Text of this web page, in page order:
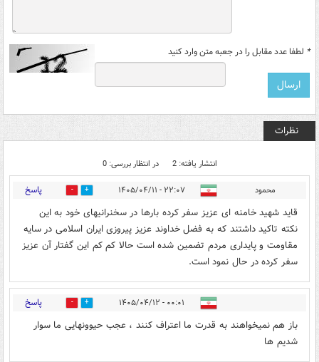
* لطفا عدد مقابل را در جعبه متن وارد کنید
نظرات
انتشار یافته: 2 در انتظار بررسی: 0
محمود ۲۲:۰۷ - ۱۴۰۵/۰۴/۱۱ 0 پاسخ
قاید شهید خامنه ای عزیز سفر کرده بارها در سخنرانیهای خود به این
نکته تاکید داشتند که به فضل خداوند عزیز پیروزی ایران اسلامی در سایه
مقاومت و پایداری مردم تضمین شده است حالا کم کم این گفتار آن عزیز
سفر کرده در حال نمود است.
۰۰:۰۱ - ۱۴۰۵/۰۴/۱۲ 0 پاسخ
باز هم نمیخواهند به قدرت ما اعتراف کنند ، عجب حیوونهایی ما سوار
شدیم ها